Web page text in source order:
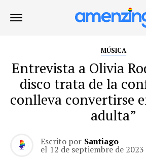
MÚSICA
Entrevista a Olivia
disco trata de la
conlleva convertirse
adulta”
Escrito por Santiago
el 12 de septiembre de 2023